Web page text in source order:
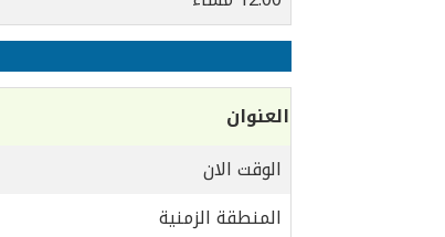
العنوان
الوقت الان
المنطقة الزمنية